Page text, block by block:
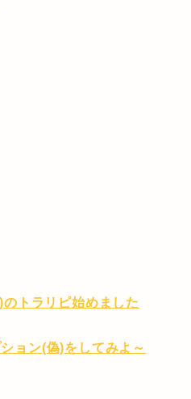
トラリピ始めました
ョン(偽)をしてみよ～